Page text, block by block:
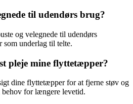
til udendørs brug?
og velegnede til udendørs
som underlag til telte.
pleje mine flyttetæpper?
dine flyttetæpper for at fjerne støv og
behov for længere levetid.